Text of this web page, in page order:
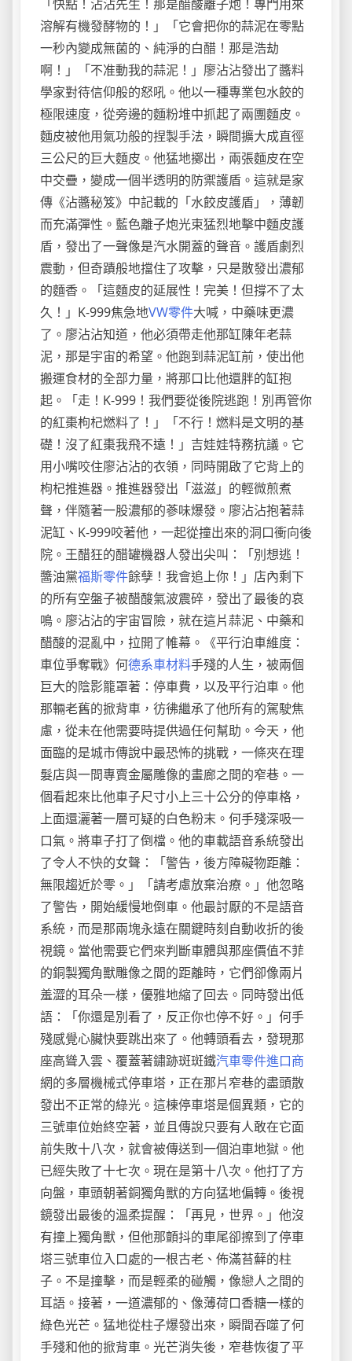
「快點！沾沾先生！那是醋酸離子炮！專門用來
溶解有機發酵物的！」「它會把你的蒜泥在零點
一秒內變成無菌的、純淨的白醋！那是浩劫
啊！」「不准動我的蒜泥！」廖沾沾發出了醬料
學家對待信仰般的怒吼。他以一種專業包水餃的
極限速度，從旁邊的麵粉堆中抓起了兩團麵皮。
麵皮被他用氣功般的捏製手法，瞬間擴大成直徑
三公尺的巨大麵皮。他猛地擲出，兩張麵皮在空
中交疊，變成一個半透明的防禦護盾。這就是家
傳《沾醬秘笈》中記載的「水餃皮護盾」，薄韌
而充滿彈性。藍色離子炮光束猛烈地擊中麵皮護
盾，發出了一聲像是汽水開蓋的聲音。護盾劇烈
震動，但奇蹟般地擋住了攻擊，只是散發出濃郁
的麵香。「這麵皮的延展性！完美！但撐不了太
久！」K-999焦急地VW零件大喊，中藥味更濃
了。廖沾沾知道，他必須帶走他那缸陳年老蒜
泥，那是宇宙的希望。他跑到蒜泥缸前，使出他
搬運食材的全部力量，將那口比他還胖的缸抱
起。「走！K-999！我們要從後院逃跑！別再管你
的紅棗枸杞燃料了！」「不行！燃料是文明的基
礎！沒了紅棗我飛不遠！」吉娃娃特務抗議。它
用小嘴咬住廖沾沾的衣領，同時開啟了它背上的
枸杞推進器。推進器發出「滋滋」的輕微煎煮
聲，伴隨著一股濃郁的蔘味爆發。廖沾沾抱著蒜
泥缸、K-999咬著他，一起從撞出來的洞口衝向後
院。王醋狂的醋罐機器人發出尖叫：「別想逃！
醬油黨福斯零件餘孽！我會追上你！」店內剩下
的所有空盤子被醋酸氣波震碎，發出了最後的哀
鳴。廖沾沾的宇宙冒險，就在這片蒜泥、中藥和
醋酸的混亂中，拉開了帷幕。《平行泊車維度：
車位爭奪戰》何德系車材料手殘的人生，被兩個
巨大的陰影籠罩著：停車費，以及平行泊車。他
那輛老舊的掀背車，彷彿繼承了他所有的駕駛焦
慮，從未在他需要時提供過任何幫助。今天，他
面臨的是城市傳說中最恐怖的挑戰，一條夾在理
髮店與一間專賣金屬雕像的畫廊之間的窄巷。一
個看起來比他車子尺寸小上三十公分的停車格，
上面還灑著一層可疑的白色粉末。何手殘深吸一
口氣。將車子打了倒檔。他的車載語音系統發出
了令人不快的女聲：「警告，後方障礙物距離：
無限趨近於零。」「請考慮放棄治療。」他忽略
了警告，開始緩慢地倒車。他最討厭的不是語音
系統，而是那兩塊永遠在關鍵時刻自動收折的後
視鏡。當他需要它們來判斷車體與那座價值不菲
的銅製獨角獸雕像之間的距離時，它們卻像兩片
羞澀的耳朵一樣，優雅地縮了回去。同時發出低
語：「你還是別看了，反正你也停不好。」何手
殘感覺心臟快要跳出來了。他轉頭看去，發現那
座高聳入雲、覆蓋著鏽跡斑斑鐵汽車零件進口商
網的多層機械式停車塔，正在那片窄巷的盡頭散
發出不正常的綠光。這棟停車塔是個異類，它的
三號車位始終空著，並且傳說只要有人敢在它面
前失敗十八次，就會被傳送到一個泊車地獄。他
已經失敗了十七次。現在是第十八次。他打了方
向盤，車頭朝著銅獨角獸的方向猛地偏轉。後視
鏡發出最後的溫柔提醒：「再見，世界。」他沒
有撞上獨角獸，但他那顫抖的車尾卻擦到了停車
塔三號車位入口處的一根古老、佈滿苔蘚的柱
子。不是撞擊，而是輕柔的碰觸，像戀人之間的
耳語。接著，一道濃郁的、像薄荷口香糖一樣的
綠色光芒。猛地從柱子爆發出來，瞬間吞噬了何
手殘和他的掀背車。光芒消失後，窄巷恢復了平